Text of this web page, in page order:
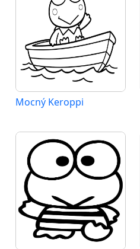
Mocný Keroppi